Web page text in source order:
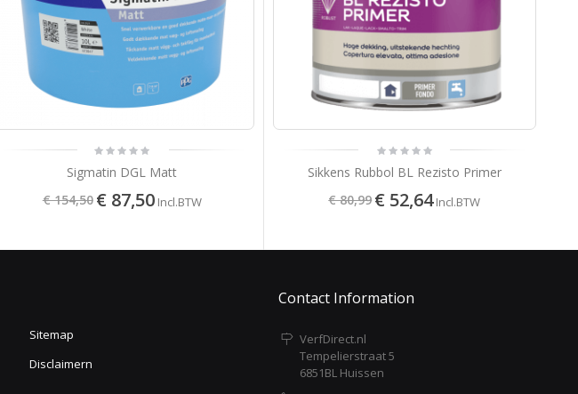
Sigmatin DGL Matt
€ 154,50 € 87,50 Incl.BTW
Sikkens Rubbol BL Rezisto Primer
€ 80,99€ 52,64 Incl.BTW
Sitemap
Disclaimern
Contact Information
VerfDirect.nl
Tempelierstraat 5
6851BL Huissen